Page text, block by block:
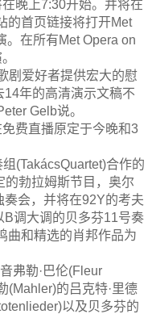
在晚上7:30开始。并将在
的首页链接将打开Met
。在所有Met Opera on
剧爱好者提供宏大的慰
年的高清演示文稿不
Gelb说。
费直播原定于今晚和3
(TakácsQuartet)合作的
的勃拉姆斯节目，奥尔
会，并将在92Y的考夫
调大调的贝多芬11号奏
曲和精选的肖邦作品为
弗勒·巴伦(Fleur
(Mahler)的吕克特·里德
以及贝多芬的